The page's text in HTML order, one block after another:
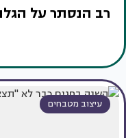
רב הנסתר על
עיצוב מטבחים